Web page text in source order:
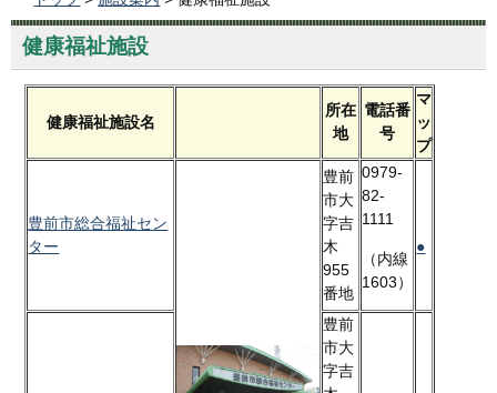
健康福祉施設
健康福祉施設名
所在
地
電話番
号
マ
ッ
プ
豊前市総合福祉セン
ター
豊前
市大
字吉
木
955
番地
0979-
82-
1111
（内線
1603）
●
豊前
市大
字吉